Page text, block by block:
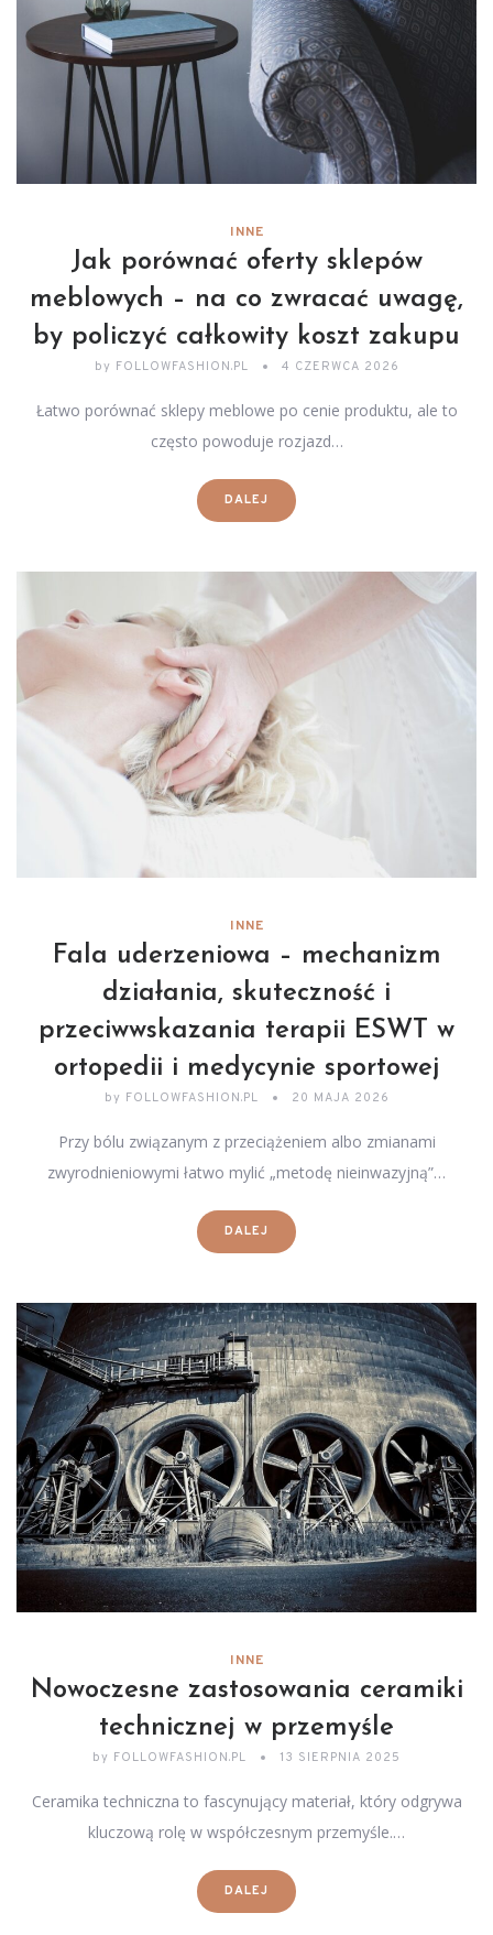
INNE
Jak porównać oferty sklepów
meblowych – na co zwracać uwagę,
by policzyć całkowity koszt zakupu
by FOLLOWFASHION.PL 4 CZERWCA 2026
Łatwo porównać sklepy meblowe po cenie produktu, ale to
często powoduje rozjazd…
DALEJ
INNE
Fala uderzeniowa – mechanizm
działania, skuteczność i
przeciwwskazania terapii ESWT w
ortopedii i medycynie sportowej
by FOLLOWFASHION.PL 20 MAJA 2026
Przy bólu związanym z przeciążeniem albo zmianami
zwyrodnieniowymi łatwo mylić „metodę nieinwazyjną”…
DALEJ
INNE
Nowoczesne zastosowania ceramiki
technicznej w przemyśle
by FOLLOWFASHION.PL 13 SIERPNIA 2025
Ceramika techniczna to fascynujący materiał, który odgrywa
kluczową rolę w współczesnym przemyśle.…
DALEJ